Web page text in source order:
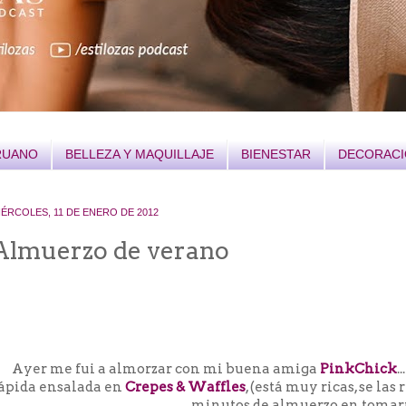
BELLEZA Y MAQUILLAJE BIENESTAR
11 DE ENERO DE 2012
de verano
Ayer me fui a almorzar con mi buena amiga PinkChick
ensalada en Crepes & Waffles, (está muy ricas, se